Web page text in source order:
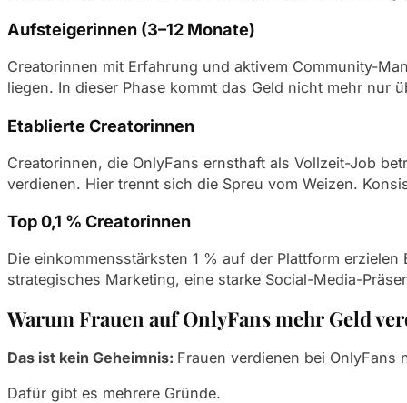
Aufsteigerinnen (3–12 Monate)
Creatorinnen mit Erfahrung und aktivem Community-
liegen. In dieser Phase kommt das Geld nicht mehr nur
Etablierte Creatorinnen
Creatorinnen, die OnlyFans ernsthaft als Vollzeit-Job
verdienen. Hier trennt sich die Spreu vom Weizen.
Top 0,1 % Creatorinnen
Die einkommensstärksten 1 % auf der Plattform
strategisches Marketing, eine starke Social-Media-
Warum Frauen auf OnlyFans mehr Geld
Das ist kein Geheimnis: Frauen verdienen bei
Dafür gibt es mehrere Gründe.